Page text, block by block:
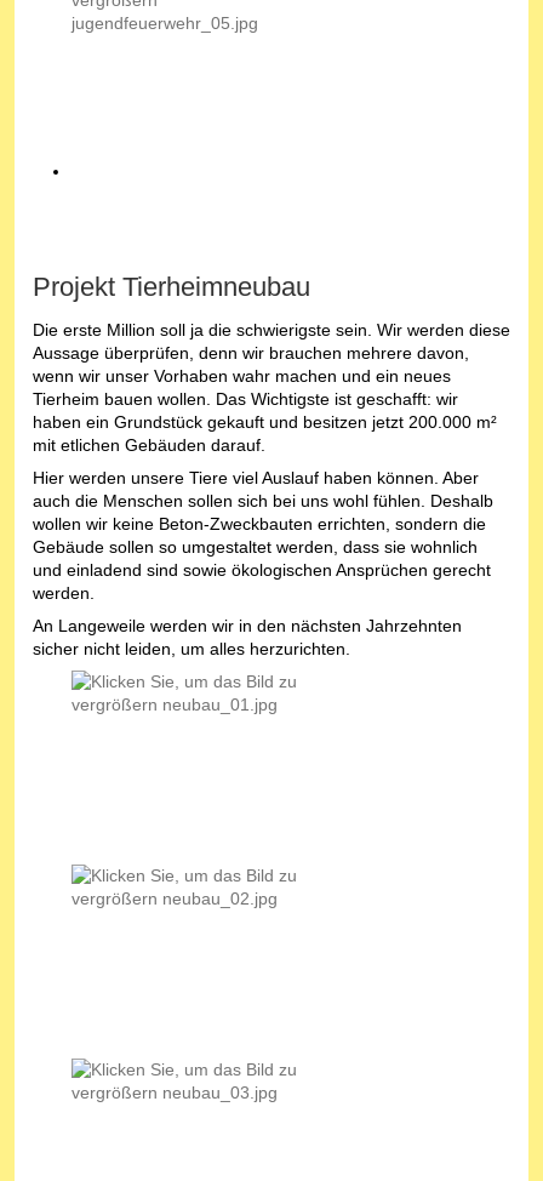
Projekt Tierheimneubau
Die erste Million soll ja die schwierigste sein. Wir werden diese
Aussage überprüfen, denn wir brauchen mehrere davon,
wenn wir unser Vorhaben wahr machen und ein neues
Tierheim bauen wollen. Das Wichtigste ist geschafft: wir
haben ein Grundstück gekauft und besitzen jetzt 200.000 m²
mit etlichen Gebäuden darauf.
Hier werden unsere Tiere viel Auslauf haben können. Aber
auch die Menschen sollen sich bei uns wohl fühlen. Deshalb
wollen wir keine Beton-Zweckbauten errichten, sondern die
Gebäude sollen so umgestaltet werden, dass sie wohnlich
und einladend sind sowie ökologischen Ansprüchen gerecht
werden.
An Langeweile werden wir in den nächsten Jahrzehnten
sicher nicht leiden, um alles herzurichten.